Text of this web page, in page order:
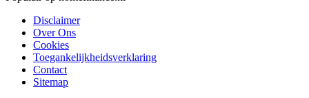
Disclaimer
Over Ons
Cookies
Toegankelijkheidsverklaring
Contact
Sitemap